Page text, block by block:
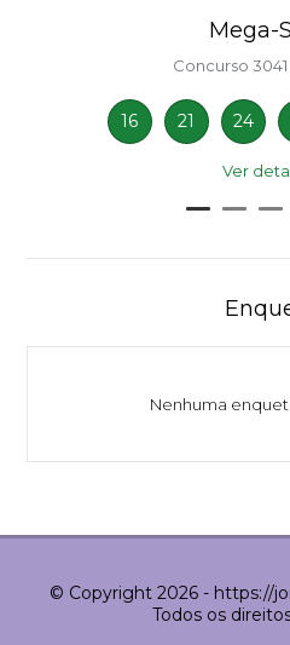
Mega-
Concurso
16 21 24
Ver
Nenhuma
© Copyright 2026 - https://
Todos os